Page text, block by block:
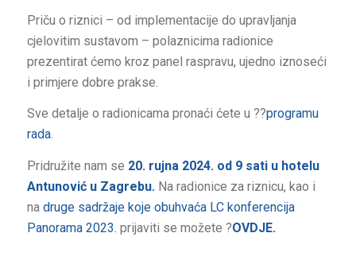
Priču o riznici – od implementacije do upravljanja
cjelovitim sustavom – polaznicima radionice
prezentirat ćemo kroz panel raspravu, ujedno iznoseći
i primjere dobre prakse.
Sve detalje o radionicama pronaći ćete u ??programu
rada.
Pridružite nam se 20. rujna 2024. od 9 sati u hotelu
Antunović u Zagrebu.Na radionice za riznicu, kao i
na druge sadržaje koje obuhvaća LC konferencija
Panorama 2023. prijaviti se možete ?OVDJE.